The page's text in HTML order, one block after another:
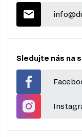
Sledujte nás na